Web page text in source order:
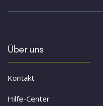
Über uns
Kontakt
Hilfe-Center